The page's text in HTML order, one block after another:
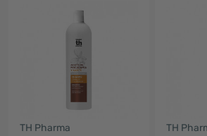
TH Pharma TH